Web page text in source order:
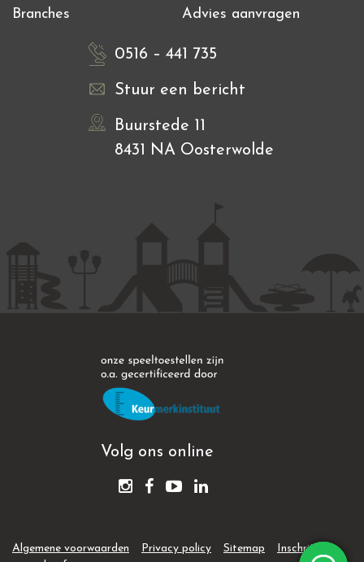
Branches
Advies aanvragen
0516 – 441 735
Stuur een bericht
Buurstede 11
8431 NA Oosterwolde
Volg ons online
Algemene voorwaarden Privacy policy Sitemap
Inschrijven